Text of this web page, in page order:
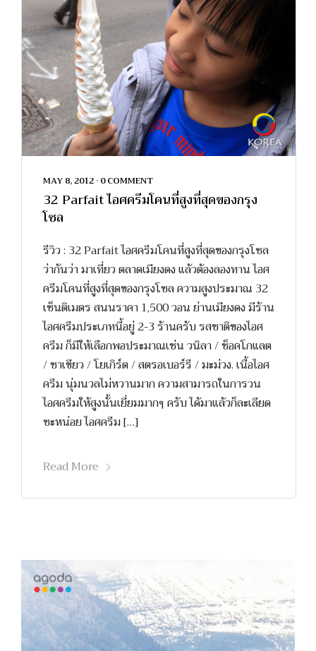
MAY 8, 2012 • 0 COMMENT
32 Parfait ไอศครีมโคนที่สูงที่สุดของกรุง
โซล
รีวิว : 32 Parfait ไอศครีมโคนที่สูงที่สุดของกรุงโซล
ว่ากันว่า มาเที่ยว ตลาดเมียงดง แล้วต้องลองทาน ไอศ
ครีมโคนที่สูงที่สุดของกรุงโซล ความสูงประมาณ 32
เซ็นติเมตร สนนราคา 1,500 วอน ย่านเมียงดง มีร้าน
ไอศครีมประเภทนี้อยู่ 2-3 ร้านครับ รสชาติของไอศ
ครีม ก็มีให้เลือกพอประมาณเช่น วนิลา / ช็อคโกแลต
/ ชาเขียว / โยเกิร์ต / สตรอเบอร์รี / มะม่วง. เนื้อไอศ
ครีม นุ่มนวลไม่หวานมาก ความสามารถในการวน
ไอศครีมให้สูงนั้นเยี่ยมมากๆ ครับ ได้มาแล้วก็ละเลียด
ซะหน่อย ไอศครีม […]
Read More